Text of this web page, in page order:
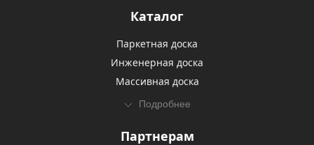
Каталог
Паркетная доска
Инженерная доска
Массивная доска
Подробнее
Партнерам